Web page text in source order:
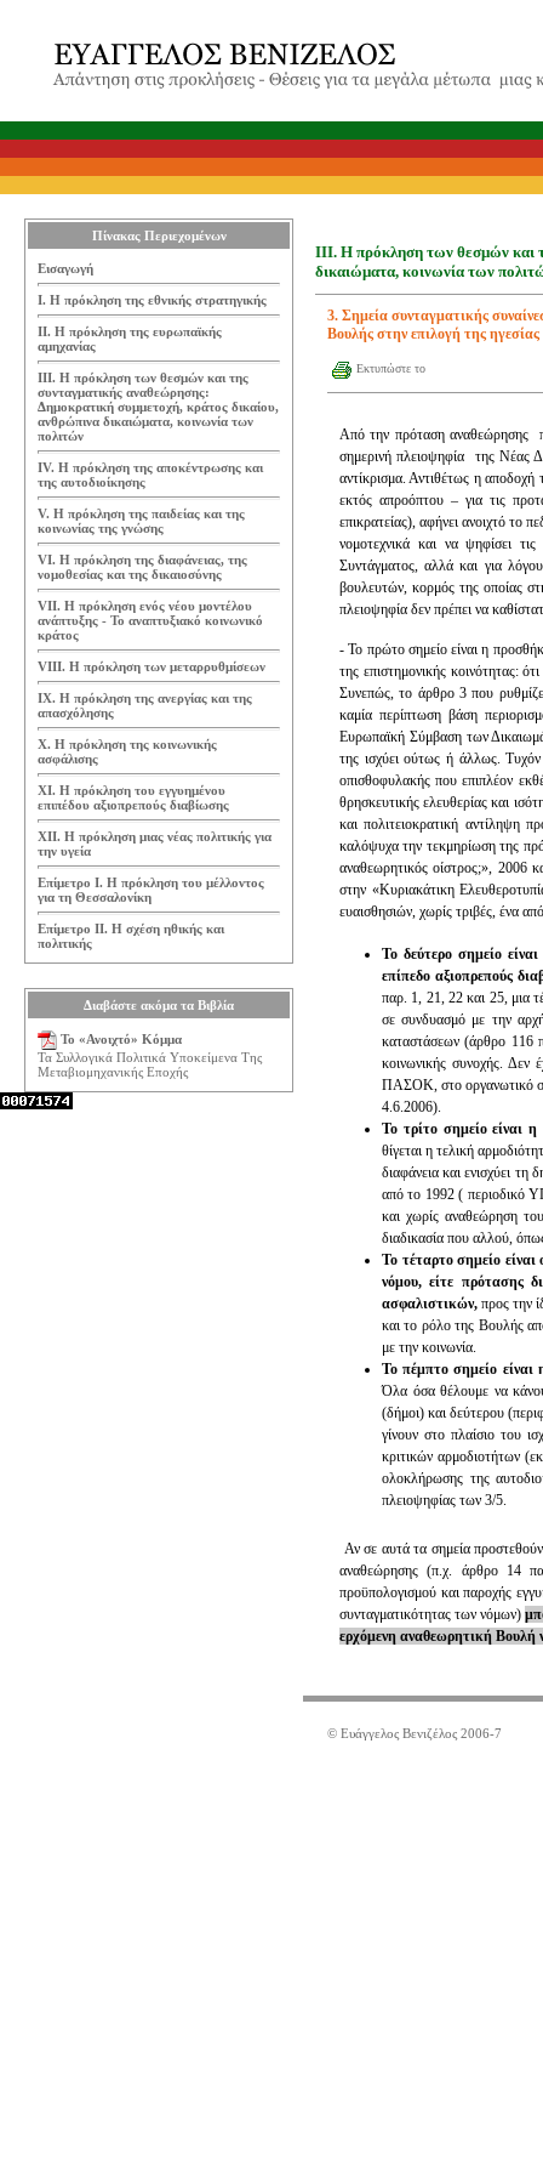
Πίνακας Περιεχομένων
Εισαγωγή
Ι. Η πρόκληση της εθνικής στρατηγικής
ΙΙ. Η πρόκληση της ευρωπαϊκής
αμηχανίας
ΙΙΙ. Η πρόκληση των θεσμών και της
συνταγματικής αναθεώρησης:
Δημοκρατική συμμετοχή, κράτος δικαίου,
ανθρώπινα δικαιώματα, κοινωνία των
πολιτών
IV. Η πρόκληση της αποκέντρωσης και
της αυτοδιοίκησης
V. Η πρόκληση της παιδείας και της
κοινωνίας της γνώσης
VI. Η πρόκληση της διαφάνειας, της
νομοθεσίας και της δικαιοσύνης
VII. Η πρόκληση ενός νέου μοντέλου
ανάπτυξης - Το αναπτυξιακό κοινωνικό
κράτος
VIII. Η πρόκληση των μεταρρυθμίσεων
IX. Η πρόκληση της ανεργίας και της
απασχόλησης
Χ. Η πρόκληση της κοινωνικής
ασφάλισης
ΧΙ. Η πρόκληση του εγγυημένου
επιπέδου αξιοπρεπούς διαβίωσης
ΧΙΙ. Η πρόκληση μιας νέας πολιτικής για
την υγεία
Επίμετρο Ι. Η πρόκληση του μέλλοντος
για τη Θεσσαλονίκη
Επίμετρο ΙΙ. Η σχέση ηθικής και
πολιτικής
Διαβάστε ακόμα τα Βιβλία
Το «Ανοιχτό» Κόμμα
Τα Συλλογικά Πολιτικά Υποκείμενα Της
Μεταβιομηχανικής Εποχής
ΙΙΙ. Η πρόκληση των θεσμών και
δικαιώματα, κοινωνία των
3. Σημεία συνταγματικής
Βουλής στην επιλογή της
Εκτυπώστε το
Από την πρόταση αναθεώρησης
σημερινή πλειοψηφία της Νέας
αντίκρισμα. Αντιθέτως η
εκτός απροόπτου – για τις
επικρατείας), αφήνει ανοιχτό το
νομοτεχνικά και να ψηφίσει
Συντάγματος, αλλά και για
βουλευτών, κορμός της οποίας
πλειοψηφία δεν πρέπει να
- Το πρώτο σημείο είναι η
της επιστημονικής κοινότητας:
Συνεπώς, το άρθρο 3 που
καμία περίπτωση βάση
Ευρωπαϊκή Σύμβαση των
της ισχύει ούτως ή άλλως.
οπισθοφυλακής που επιπλέον
θρησκευτικής ελευθερίας και
και πολιτειοκρατική αντίληψη
καλόψυχα την τεκμηρίωση της
αναθεωρητικός οίστρος;», 2006
στην «Κυριακάτικη
ευαισθησιών, χωρίς τριβές, ένα
Το δεύτερο σημείο
επίπεδο αξιοπρεπούς
παρ. 1, 21, 22 και 25, μια
σε συνδυασμό με την
καταστάσεων (άρθρο 116
κοινωνικής συνοχής. Δεν
ΠΑΣΟΚ, στο οργανωτικό
4.6.2006).
Το τρίτο σημείο είναι
θίγεται η τελική
διαφάνεια και ενισχύει
από το 1992 ( περιοδικό
και χωρίς αναθεώρηση
διαδικασία που αλλού,
Το τέταρτο σημείο
νόμου, είτε πρότασης
ασφαλιστικών, προς την
και το ρόλο της Βουλής
με την κοινωνία.
Το πέμπτο σημείο είναι
Όλα όσα θέλουμε να
(δήμοι) και δεύτερου
γίνουν στο πλαίσιο του
κριτικών αρμοδιοτήτων
ολοκλήρωσης της
πλειοψηφίας των 3/5.
Αν σε αυτά τα σημεία
αναθεώρησης (π.χ. άρθρο 14
προϋπολογισμού και παροχής
συνταγματικότητας των νόμων)
ερχόμενη αναθεωρητική Βουλή
© Ευάγγελος Βενιζέλος 2006-7